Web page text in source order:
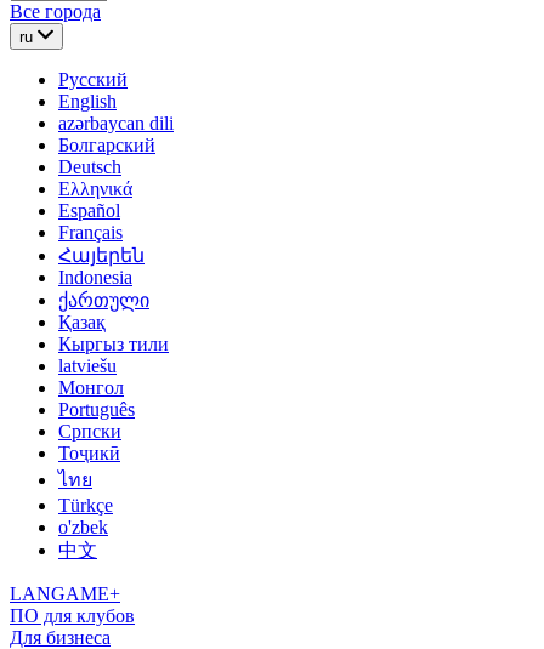
Все города
ru
Русский
English
azərbaycan dili
Болгарский
Deutsch
Ελληνικά
Español
Français
Հայերեն
Indonesia
ქართული
Қазақ
Кыргыз тили
latviešu
Монгол
Português
Српски
Тоҷикӣ
ไทย
Türkçe
o'zbek
中文
LANGAME+
ПО для клубов
Для бизнеса